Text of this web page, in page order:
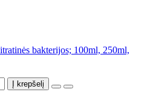
bakterijos; 100ml, 250ml,
Į krepšelį